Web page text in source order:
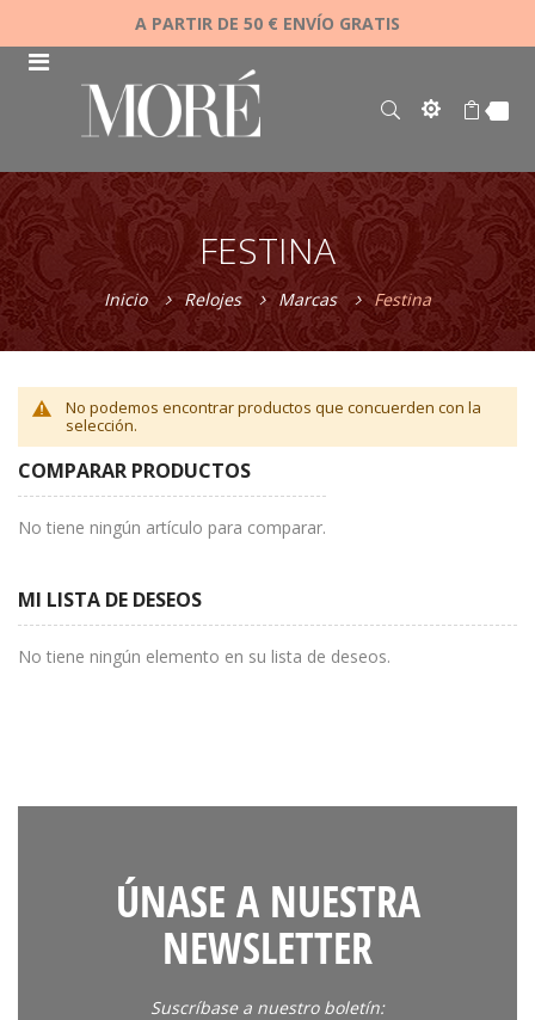
A PARTIR DE 50 € ENVÍO GRATIS
FESTINA
Inicio Relojes Marcas Festina
No podemos encontrar productos que concuerden con la
selección.
COMPARAR PRODUCTOS
No tiene ningún artículo para comparar.
MI LISTA DE DESEOS
No tiene ningún elemento en su lista de deseos.
ÚNASE A NUESTRA
NEWSLETTER
Suscríbase a nuestro boletín: